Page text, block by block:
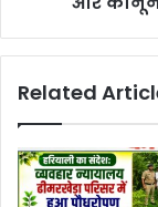
Related